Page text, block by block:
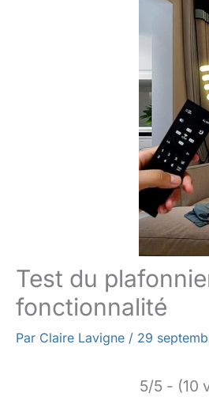
Test du
fonctionnalité
Par Claire Lavigne / 29
5/5 - (10